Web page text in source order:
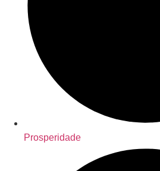
Prosperidade